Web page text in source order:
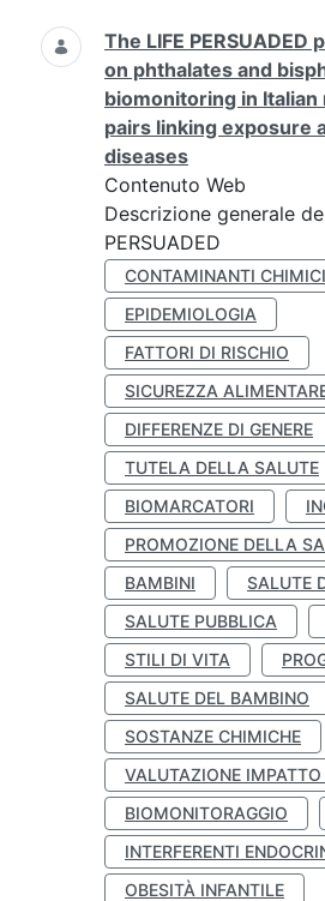
The LIFE PERSUADED
on phthalates and
biomonitoring in
pairs linking exposure
diseases
Contenuto Web
Descrizione generale
PERSUADED
CONTAMINANTI CHIMICI
EPIDEMIOLOGIA
FATTORI DI RISCHIO
SICUREZZA
DIFFERENZE DI GENERE
TUTELA DELLA SALUTE
BIOMARCATORI
PROMOZIONE DELLA
BAMBINI
SALUTE
SALUTE PUBBLICA
STILI DI VITA
SALUTE DEL BAMBINO
SOSTANZE CHIMICHE
VALUTAZIONE
BIOMONITORAGGIO
INTERFERENTI
OBESITÀ INFANTILE